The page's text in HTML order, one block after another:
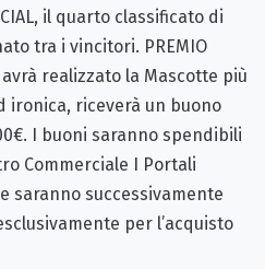
il quarto classificato di
tra i vincitori. PREMIO
avrà realizzato la Mascotte più
ironica, riceverà un buono
I buoni saranno spendibili
Commerciale I Portali
saranno successivamente
per l’acquisto